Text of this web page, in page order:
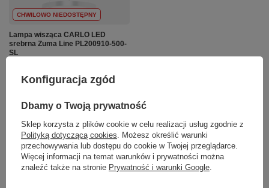
CHWILOWO NIEDOSTĘPNY
Lampa wisząca CARLO LED
srebrna Zuma Line PL200910-500-
SL
Ilość produktów
Polecamy
Konfiguracja zgód
Dbamy o Twoją prywatność
Sklep korzysta z plików cookie w celu realizacji usług zgodnie z
Polityką dotyczącą cookies. Możesz określić warunki
przechowywania lub dostępu do cookie w Twojej przeglądarce.
Więcej informacji na temat warunków i prywatności można
znaleźć także na stronie Prywatność i warunki Google.